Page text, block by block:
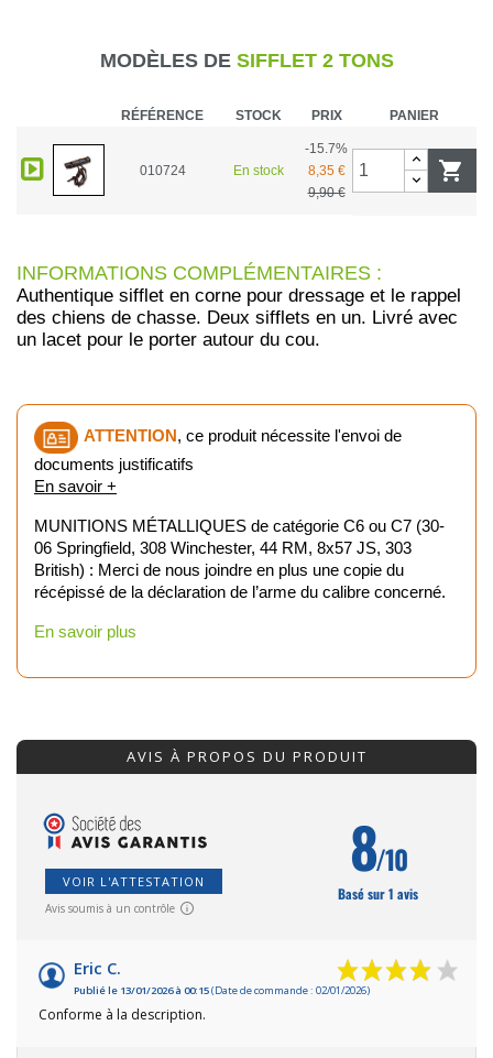
MODÈLES DESIFFLET 2 TONS
RÉFÉRENCE STOCK PRIX PANIER
010724 En stock
-15.7%
8,35 €
9,90 €

INFORMATIONS COMPLÉMENTAIRES :
Authentique sifflet en corne pour dressage et le rappel
des chiens de chasse. Deux sifflets en un. Livré avec
un lacet pour le porter autour du cou.
ATTENTION, ce produit nécessite l'envoi de
documents justificatifs
En savoir +
MUNITIONS MÉTALLIQUES de catégorie C6 ou C7 (30-
06 Springfield, 308 Winchester, 44 RM, 8x57 JS, 303
British) : Merci de nous joindre en plus une copie du
récépissé de la déclaration de l’arme du calibre concerné.
En savoir plus
AVIS À PROPOS DU PRODUIT
VOIR L'ATTESTATION
Avis soumis à un contrôle
8/10
Basé sur 1 avis
Eric C.
Publié le 13/01/2026 à 00:15(Date de commande : 02/01/2026)
Conforme à la description.